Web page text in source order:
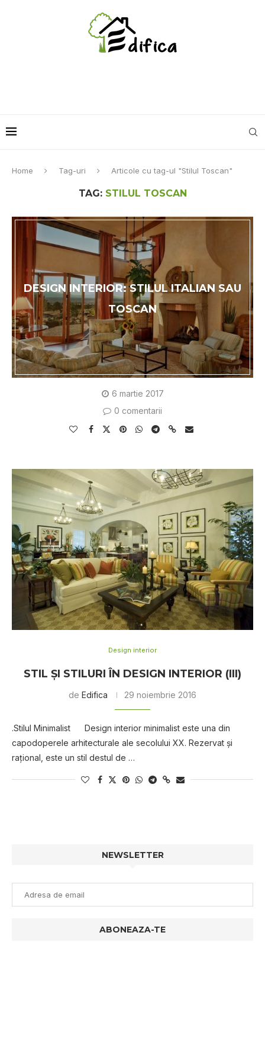
Home Tag-uri Articole cu tag-ul "Stilul Toscan"
TAG: STILUL TOSCAN
DESIGN INTERIOR: STILUL ITALIAN SAU
TOSCAN
6 martie 2017
0 comentarii
Design interior
STIL ŞI STILURI ÎN DESIGN INTERIOR (III)
de Edifica 29 noiembrie 2016
.Stilul Minimalist Design interior minimalist este una din
capodoperele arhitecturale ale secolului XX. Rezervat şi
raţional, este un stil destul de …
NEWSLETTER